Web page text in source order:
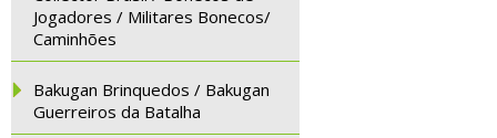
Jogadores / Militares Bonecos/
Caminhões
Bakugan Brinquedos / Bakugan
Guerreiros da Batalha